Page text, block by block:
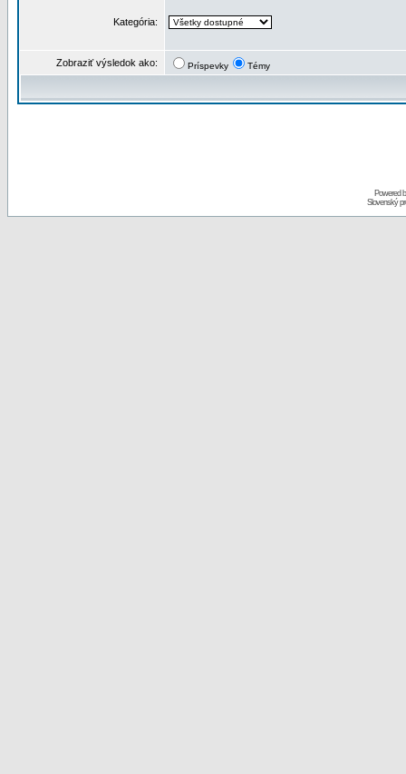
Kategória:
Zobraziť výsledok ako: Príspevky Témy
Powered
Slovenský